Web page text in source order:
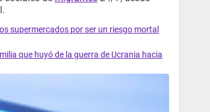
supermercados por ser un riesgo mortal
que huyó de la guerra de Ucrania hacia